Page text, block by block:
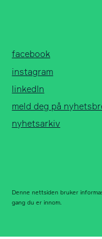
Org.nr 975 958
Denne nettsiden bruker
gang du er innom.
facebook
instagram
linkedIn
meld deg på
nyhetsarkiv